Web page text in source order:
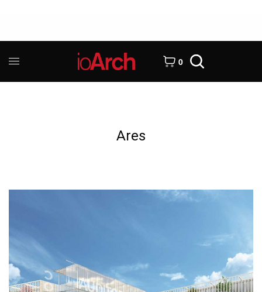
0
Ares